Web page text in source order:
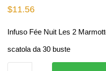
$11.56
Infuso Fée Nuit Les 2
scatola da 30 buste